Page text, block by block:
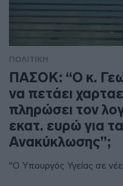
ΠΟΛΙΤΙΚΗ
ΠΑΣΟΚ: “Ο κ.
να πετάει
πληρώσει τον
εκατ. ευρώ για
Ανακύκλωσης”;
"Ο Υπουργός Υγείας σε